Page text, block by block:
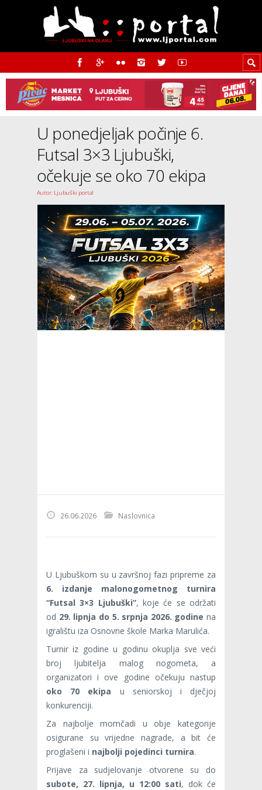
U ponedjeljak počinje 6.
Futsal 3×3 Ljubuški,
očekuje se oko 70 ekipa
Autor: Ljubuški portal
26.06.2026 Naslovnica
U Ljubuškom su u završnoj fazi pripreme za
6. izdanje malonogometnog turnira
“Futsal 3×3 Ljubuški”, koje će se održati
od 29. lipnja do 5. srpnja 2026. godine na
igralištu iza Osnovne škole Marka Marulića.
Turnir iz godine u godinu okuplja sve veći
broj ljubitelja malog nogometa, a
organizatori i ove godine očekuju nastup
oko 70 ekipa u seniorskoj i dječjoj
konkurenciji.
Za najbolje momčadi u obje kategorije
osigurane su vrijedne nagrade, a bit će
proglašeni i najbolji pojedinci turnira.
Prijave za sudjelovanje otvorene su do
subote, 27. lipnja, u 12:00 sati, dok će